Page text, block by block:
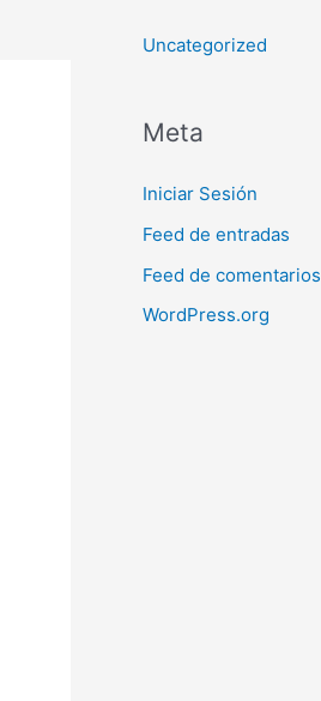
Uncategorized
Meta
Iniciar Sesión
Feed de entradas
Feed de comentarios
WordPress.org